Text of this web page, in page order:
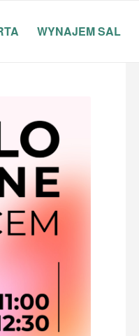
WYNAJEM SAL